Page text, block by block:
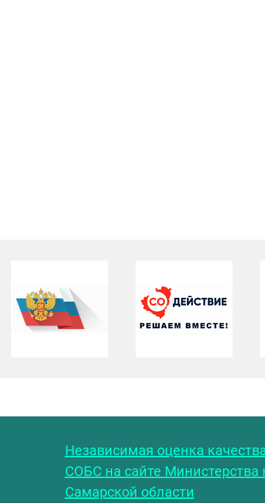
Независимая оценка
СОБС на сайте Министерства
Самарской области